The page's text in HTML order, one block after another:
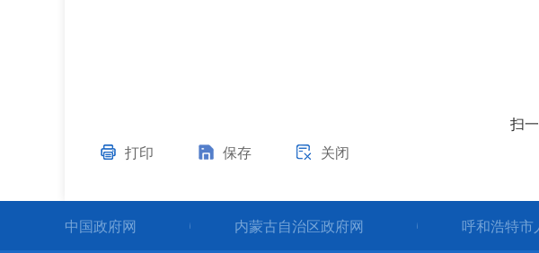
扫
打印
保存 关闭
中国政府网 内蒙古自治区政府网 呼和浩特市